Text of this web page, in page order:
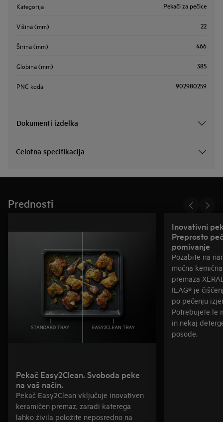
Kategorija Pekači za pečice
Višina (mm) 22
Širina (mm) 466
Globina (mm) 385
PNC koda 902980259
Dokumenti izdelka
Celotna specifikacija
Prednosti
Pekač Easy2Clean. Svoboda peke
na vaš način.
Pekač Easy2Clean vključuje inovativen
keramičen premaz, zaradi katerega
lahko živila položite neposredno na
Inovativni
Preprosto
pomivanje
Pozabite na
močna
premaza
ILAG® je
po pečenju
Potrebujete le
in nekaj
posode.